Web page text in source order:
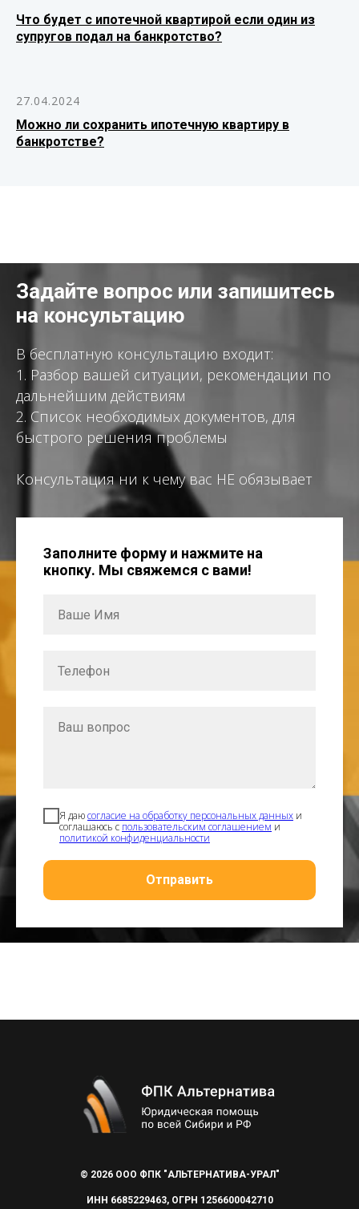
Что будет с ипотечной квартирой если один из
супругов подал на банкротство?
27.04.2024
Можно ли сохранить ипотечную квартиру в
банкротстве?
Задайте вопрос или запишитесь
на консультацию
В бесплатную консультацию входит:
1. Разбор вашей ситуации, рекомендации по
дальнейшим действиям
2. Список необходимых документов, для
быстрого решения проблемы
Консультация ни к чему вас НЕ обязывает
Заполните форму и нажмите на
кнопку. Мы свяжемся с вами!
Я даюсогласие на обработку персональных данных и
соглашаюсь с пользовательским соглашением и
политикой конфиденциальности
Отправить
© 2026 ООО ФПК "АЛЬТЕРНАТИВА-УРАЛ"
ИНН 6685229463, ОГРН 1256600042710